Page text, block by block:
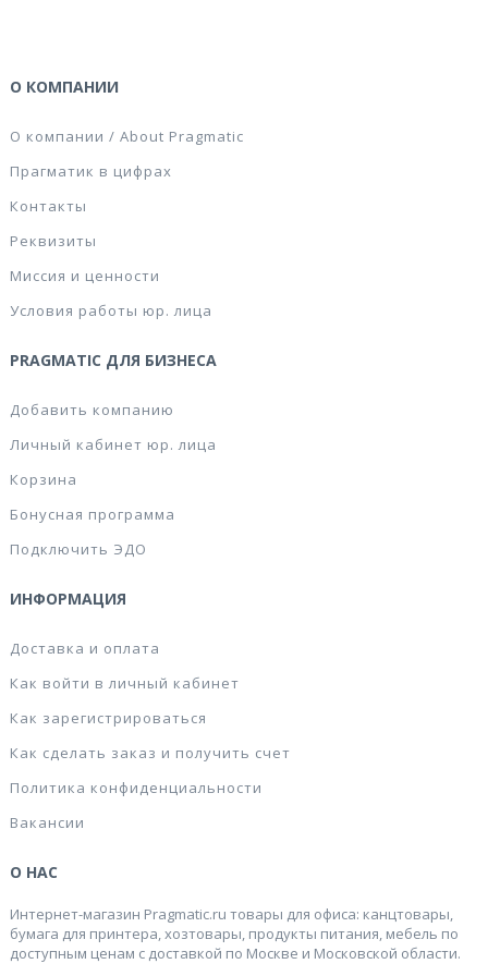
О КОМПАНИИ
О компании / About Pragmatic
Прагматик в цифрах
Контакты
Реквизиты
Миссия и ценности
Условия работы юр. лица
PRAGMATIC ДЛЯ БИЗНЕСА
Добавить компанию
Личный кабинет юр. лица
Корзина
Бонусная программа
Подключить ЭДО
ИНФОРМАЦИЯ
Доставка и оплата
Как войти в личный кабинет
Как зарегистрироваться
Как сделать заказ и получить счет
Политика конфиденциальности
Вакансии
О НАС
Интернет-магазин Pragmatic.ru товары для офиса: канцтовары,
бумага для принтера, хозтовары, продукты питания, мебель по
доступным ценам с доставкой по Москве и Московской области.